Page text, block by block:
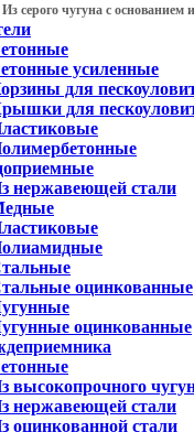
Из серого чугуна с основанием
усиленные
для
для
нержавеющей стали
оцинкованные
оцинкованные
высокопрочного
нержавеющей стали
оцинкованной стали